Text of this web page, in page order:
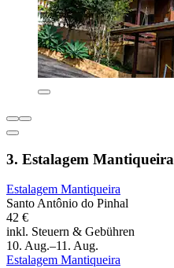
3. Estalagem Mantiqueira
Estalagem Mantiqueira
Santo Antônio do Pinhal
42 €
inkl. Steuern & Gebühren
10. Aug.–11. Aug.
Estalagem Mantiqueira